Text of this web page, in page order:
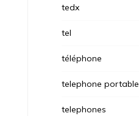
tedx
tel
téléphone
telephone portable
telephones